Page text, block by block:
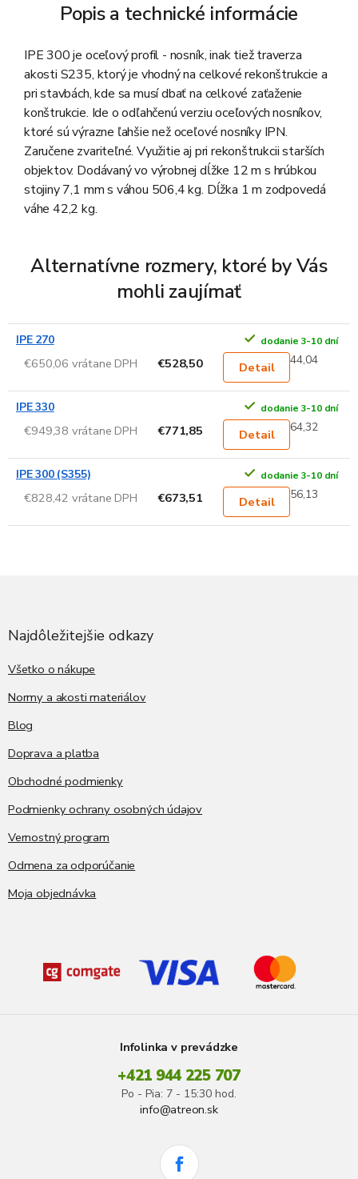
Popis a technické informácie
IPE 300 je oceľový profil - nosník, inak tiež traverza
akosti S235, ktorý je vhodný na celkové rekonštrukcie a
pri stavbách, kde sa musí dbať na celkové zaťaženie
konštrukcie. Ide o odľahčenú verziu oceľových nosníkov,
ktoré sú výrazne ľahšie než oceľové nosníky IPN.
Zaručene zvariteľné. Využitie aj pri rekonštrukcii starších
objektov. Dodávaný vo výrobnej dĺžke 12 m s hrúbkou
stojiny 7,1 mm s váhou 506,4 kg. Dĺžka 1 m zodpovedá
váhe 42,2 kg.
Alternatívne rozmery, ktoré by Vás
mohli zaujímať
IPE 270 dodanie 3-10 dní
€650,06 vrátane DPH €528,50 Detail 44,04
IPE 330 dodanie 3-10 dní
€949,38 vrátane DPH €771,85 Detail 64,32
IPE 300 (S355) dodanie 3-10 dní
€828,42 vrátane DPH €673,51 Detail 56,13
Najdôležitejšie odkazy
Všetko o nákupe
Normy a akosti materiálov
Blog
Doprava a platba
Obchodné podmienky
Podmienky ochrany osobných údajov
Vernostný program
Odmena za odporúčanie
Moja objednávka
Infolinka v prevádzke
+421 944 225 707
Po - Pia: 7 - 15:30 hod.
info@atreon.sk